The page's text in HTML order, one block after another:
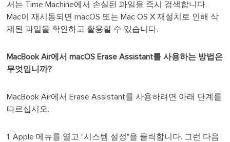
서는 Time Machine에서 손실된 파일을 즉시 검색합니다.
Mac이 재시동되면 macOS 또는 Mac OS X 재설치로 인해 삭
제된 파일을 확인하고 활용할 수 있습니다.
MacBook Air에서 macOS Erase Assistant를 사용하는 방법은
무엇입니까?
MacBook Air에서 Erase Assistant를 사용하려면 아래 단계를
따르십시오.
1. Apple 메뉴를 열고 "시스템 설정"을 클릭합니다. 그런 다음